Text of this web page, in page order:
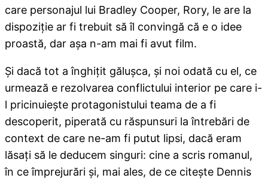
care personajul lui Bradley Cooper, Rory, le are la
dispoziţie ar fi trebuit să îl convingă că e o idee
proastă, dar aşa n-am mai fi avut film.
Şi dacă tot a înghiţit găluşca, şi noi odată cu el, ce
urmează e rezolvarea conflictului interior pe care i-
l pricinuieşte protagonistului teama de a fi
descoperit, piperată cu răspunsuri la întrebări de
context de care ne-am fi putut lipsi, dacă eram
lăsaţi să le deducem singuri: cine a scris romanul,
în ce împrejurări şi, mai ales, de ce citeşte Dennis